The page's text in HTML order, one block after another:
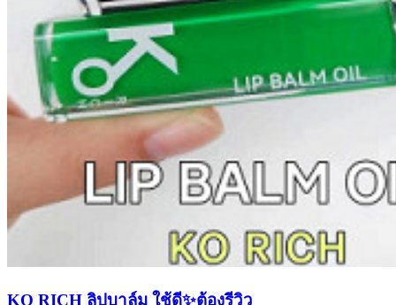
KO RICH ลิปบาล์ม ใช้ดี✨ต้องรีวิว